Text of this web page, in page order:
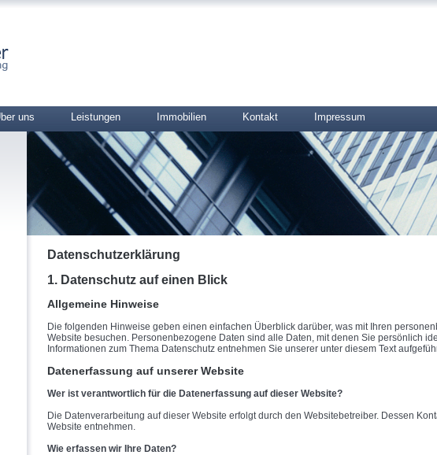
uns Leistungen Immobilien Kontakt Impressum
Datenschutzerklärung
1. Datenschutz auf einen Blick
Allgemeine Hinweise
Die folgenden Hinweise geben einen einfachen Überblick darüber, was mit Ihren
Website besuchen. Personenbezogene Daten sind alle Daten, mit denen Sie persönlich
Informationen zum Thema Datenschutz entnehmen Sie unserer unter diesem Text
Datenerfassung auf unserer Website
Wer ist verantwortlich für die Datenerfassung auf dieser Website?
Die Datenverarbeitung auf dieser Website erfolgt durch den Websitebetreiber. Dessen
Website entnehmen.
Wie erfassen wir Ihre Daten?